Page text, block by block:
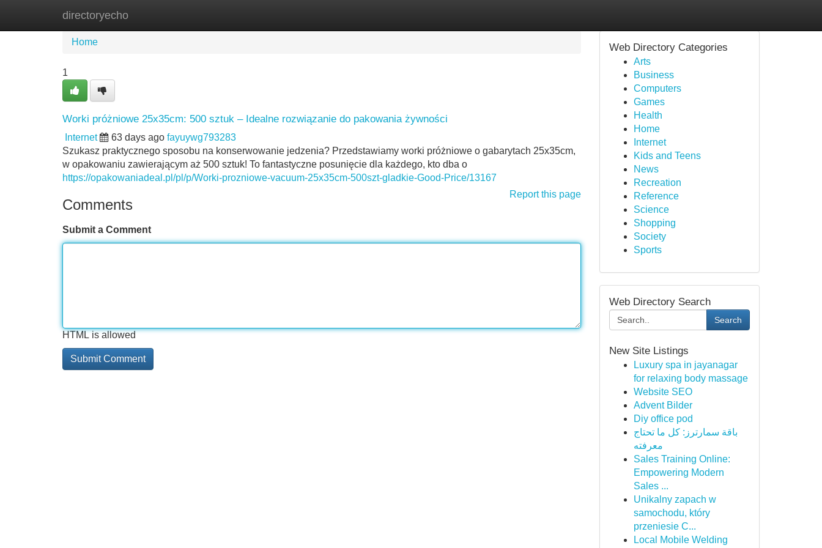
directoryecho
Home New Site Listings
Home
1
Worki próżniowe 25x35cm: 500 sztuk – Idealne rozwiązanie do pakowania żywności
Internet 63 days ago fayuywg793283
Szukasz praktycznego sposobu na konserwowanie jedzenia? Przedstawiamy worki próżniowe o gabarytach 25x35cm,
w opakowaniu zawierającym aż 500 sztuk! To fantastyczne posunięcie dla każdego, kto dba o
https://opakowaniadeal.pl/pl/p/Worki-prozniowe-vacuum-25x35cm-500szt-gladkie-Good-Price/13167
Report this page
Comments
Submit a Comment
HTML is allowed
Web Directory Categories
Arts
Business
Computers
Games
Health
Home
Internet
Kids and Teens
News
Recreation
Reference
Science
Shopping
Society
Sports
Web Directory Search
Search
New Site Listings
Luxury spa in jayanagar
for relaxing body massage
Website SEO
Advent Bilder
Diy office pod
باقة سمارترز: كل ما تحتاج
معرفته
Sales Training Online:
Empowering Modern
Sales ...
Unikalny zapach w
samochodu, który
przeniesie C...
Local Mobile Welding